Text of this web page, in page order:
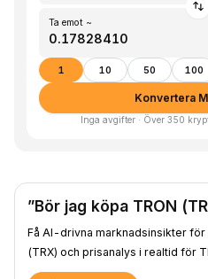
Ta emot ~
1 10 50 100
Konvertera
Inga avgifter · Över 350
”Bör jag köpa TRON
Få AI-drivna marknadsinsikter för
(TRX) och prisanalys i realtid för